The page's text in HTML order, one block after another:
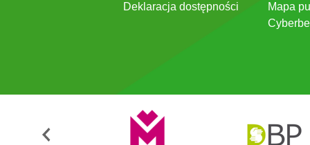
Deklaracja dostępności
Mapa